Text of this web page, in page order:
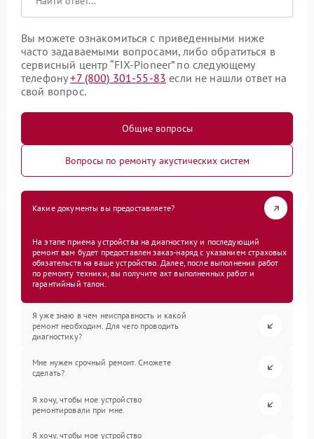
Вы можете ознакомиться с приведенными ниже
часто задаваемыми вопросами, либо обратиться в
сервисный центр “FIX-Pioneer” по следующему
телефону+7 (800) 301-55-83 если не нашли ответ на
свой вопрос.
Общие вопросы
Вопросы по ремонту акустических систем
Какие документы вы предоставляете?
На этапе приема устройства на диагностику и последующий
ремонт вам будет предоставлен заказ-наряд с указанием страховых
обязательств на ваше устройство. Далее, после выполнения работ
по ремонту техники, вы получите акт выполненных работ и
гарантийный талон.
Я уже знаю в чем неисправность и какой
ремонт необходим. Для чего проводить
диагностику?
Мне нужен срочный ремонт. Сможете
сделать?
Я хочу, чтобы мое устройство
ремонтировали при мне.
Я хочу, чтобы мое устройство